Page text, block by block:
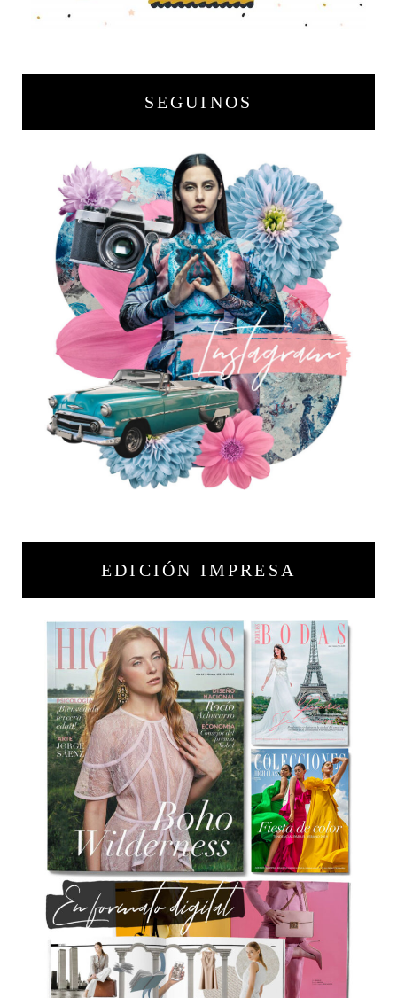
SEGUINOS
EDICIÓN IMPRESA